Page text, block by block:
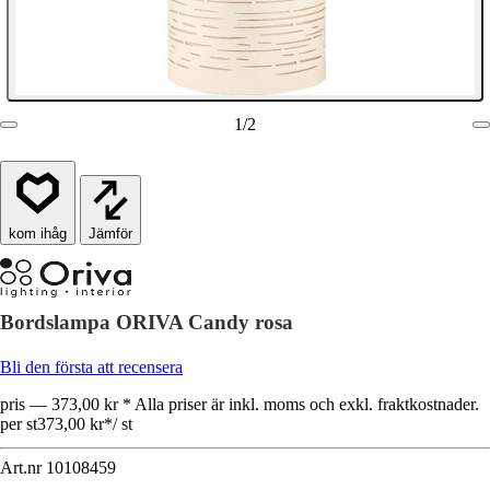
1/2
Jämför
Bordslampa ORIVA Candy rosa
Bli den första att recensera
pris — 373,00 kr * Alla priser är inkl. moms och exkl. fraktkostnader.
per st373,00 kr*/ st
Art.nr 10108459